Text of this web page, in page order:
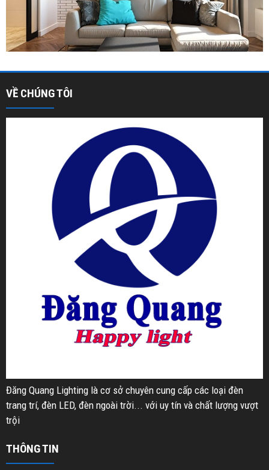
VỀ CHÚNG TÔI
Đăng Quang Lighting là cơ sở chuyên cung cấp các loại đèn
trang trí, đèn LED, đèn ngoài trời... với uy tín và chất lượng vượt
trội
THÔNG TIN